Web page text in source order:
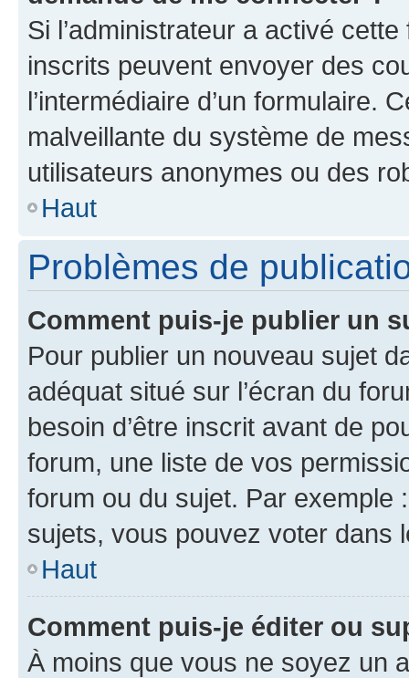
Si l’administrateur a activé
inscrits peuvent envoyer des
l’intermédiaire d’un formulaire.
malveillante du système de
utilisateurs anonymes ou des
Haut
Problèmes de
Comment puis-je publier un
Pour publier un nouveau sujet
adéquat situé sur l’écran du
besoin d’être inscrit avant de
forum, une liste de vos
forum ou du sujet. Par exemple
sujets, vous pouvez voter dans
Haut
Comment puis-je éditer ou
À moins que vous ne soyez un